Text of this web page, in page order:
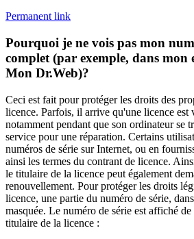
Permanent link
Pourquoi je ne vois pas mon
complet (par exemple, dans mon
Mon Dr.Web)?
Ceci est fait pour protéger les droits des
licence. Parfois, il arrive qu'une licence est
notamment pendant que son ordinateur se
service pour une réparation. Certains
numéros de série sur Internet, ou en
ainsi les termes du contrant de licence.
le titulaire de la licence peut également
renouvellement. Pour protéger les droits
licence, une partie du numéro de série,
masquée. Le numéro de série est affiché
titulaire de la licence :